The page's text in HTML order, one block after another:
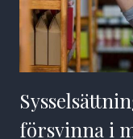
försvinna i